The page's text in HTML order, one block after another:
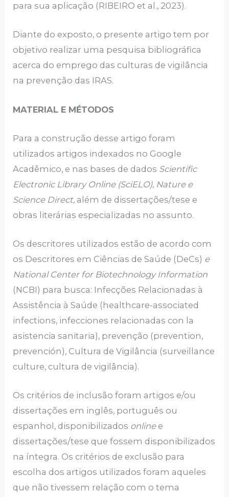
para sua aplicação (RIBEIRO et al., 2023).
Diante do exposto, o presente artigo tem por
objetivo realizar uma pesquisa bibliográfica
acerca do emprego das culturas de vigilância
na prevenção das IRAS.
MATERIAL E MÉTODOS
Para a construção desse artigo foram
utilizados artigos indexados no Google
Acadêmico, e nas bases de dados Scientific
Electronic Library Online (SciELO), Nature e
Science Direct, além de dissertações/tese e
obras literárias especializadas no assunto.
Os descritores utilizados estão de acordo com
os Descritores em Ciências de Saúde (DeCs) e
National Center for Biotechnology Information
(NCBI) para busca: Infecções Relacionadas à
Assistência à Saúde (healthcare-associated
infections, infecciones relacionadas con la
asistencia sanitaria), prevenção (prevention,
prevención), Cultura de Vigilância (surveillance
culture, cultura de vigilância).
Os critérios de inclusão foram artigos e/ou
dissertações em inglês, português ou
espanhol, disponibilizados online e
dissertações/tese que fossem disponibilizados
na íntegra. Os critérios de exclusão para
escolha dos artigos utilizados foram aqueles
que não tivessem relação com o tema